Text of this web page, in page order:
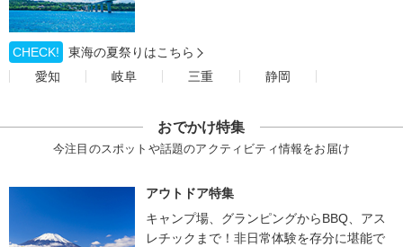
CHECK!
東海の夏祭りはこちら
愛知
岐阜 三重 静岡
おでかけ特集
今注目のスポットや話題のアクティビティ情報をお届け
アウトドア特集
キャンプ場、グランピングからBBQ、アス
レチックまで！非日常体験を存分に堪能で